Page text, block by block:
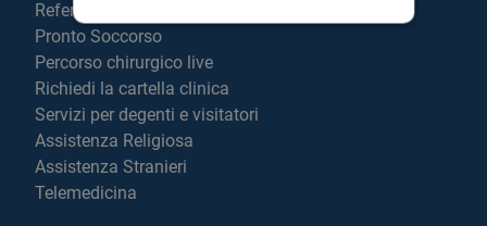
Referti online
Pronto Soccorso
Percorso chirurgico live
Richiedi la cartella clinica
Servizi per degenti e visitatori
Assistenza Religiosa
Assistenza Stranieri
Telemedicina